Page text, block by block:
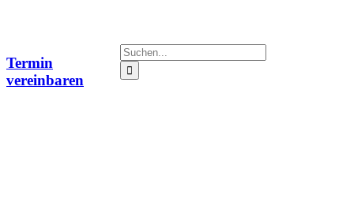
Termin
vereinbaren
Suche
nach: